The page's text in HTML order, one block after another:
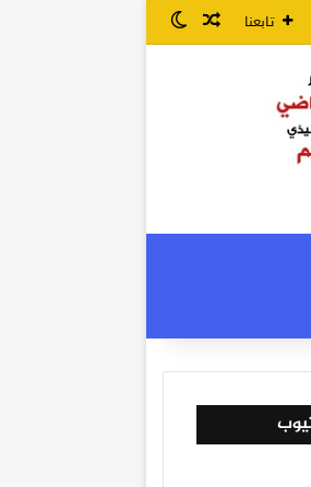
تابعنا مقال عشوائي
الوضع المظلم